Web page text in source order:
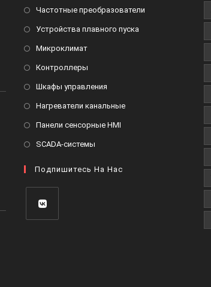
Частотные преобразователи
Устройства плавного пуска
МикроклиматОткроется
вкладке
Контроллеры
вкладке
Шкафы управления
вкладке
Нагреватели канальныеОткроется
Панели сенсорные HMI
вкладке
SCADA-системы
новой
Подпишитесь На Нас